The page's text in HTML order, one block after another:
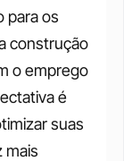
para os
construção
o emprego
é
suas
mais